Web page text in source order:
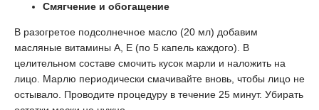
Смягчение и обогащение
В разогретое подсолнечное масло (20 мл) добавим
масляные витамины А, Е (по 5 капель каждого). В
целительном составе смочить кусок марли и наложить на
лицо. Марлю периодически смачивайте вновь, чтобы лицо не
остывало. Проводите процедуру в течение 25 минут. Убирать